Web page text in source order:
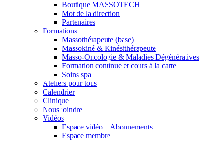
Boutique MASSOTECH
Mot de la direction
Partenaires
Formations
Massothérapeute (base)
Massokiné & Kinésithérapeute
Masso-Oncologie & Maladies Dégénératives
Formation continue et cours à la carte
Soins spa
Ateliers pour tous
Calendrier
Clinique
Nous joindre
Vidéos
Espace vidéo – Abonnements
Espace membre